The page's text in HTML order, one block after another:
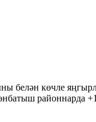
белән көчле
районнарда